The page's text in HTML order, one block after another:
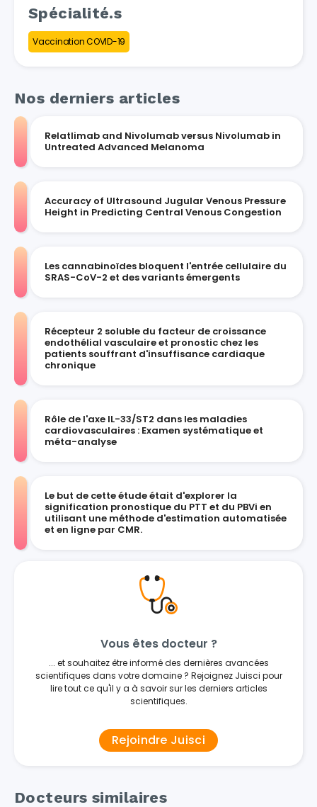
Spécialité.s
Vaccination COVID-19
Nos derniers articles
Relatlimab and Nivolumab versus Nivolumab in
Untreated Advanced Melanoma
Accuracy of Ultrasound Jugular Venous Pressure
Height in Predicting Central Venous Congestion
Les cannabinoïdes bloquent l'entrée cellulaire du
SRAS-CoV-2 et des variants émergents
Récepteur 2 soluble du facteur de croissance
endothélial vasculaire et pronostic chez les
patients souffrant d'insuffisance cardiaque
chronique
Rôle de l'axe IL-33/ST2 dans les maladies
cardiovasculaires : Examen systématique et
méta-analyse
Le but de cette étude était d'explorer la
signification pronostique du PTT et du PBVi en
utilisant une méthode d'estimation automatisée
et en ligne par CMR.
Vous êtes docteur ?
... et souhaitez être informé des dernières avancées
scientifiques dans votre domaine ? Rejoignez Juisci pour
lire tout ce qu'il y a à savoir sur les derniers articles
scientifiques.
Rejoindre Juisci
Docteurs similaires